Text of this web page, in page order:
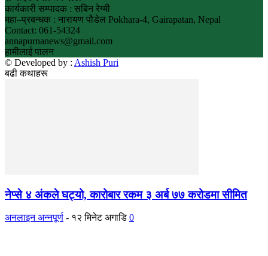
कार्यकारी सम्पादक : सबिन रेग्मी
महा–प्रबन्धक : नारायण पौडेल Pokhara-4, Gairapatan, Nepal
Contact: 061-54324
annapurnanews@gmail.com
हामीलाई पालन
© Developed by : Ashish Puri
बढी कथाहरू
नेप्से ४ अंकले घट्यो, कारोबार रकम ३ अर्ब ७७ करोडमा सीमित
अनलाइन अन्नपूर्ण - १२ मिनेट अगाडि 0